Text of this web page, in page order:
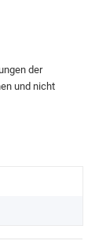
der
und nicht